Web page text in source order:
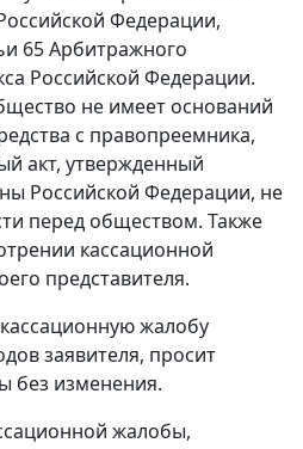
Федерации,
65 Арбитражного
Российской Федерации.
не имеет оснований
с правопреемника,
акт, утвержденный
Российской Федерации, не
перед обществом. Также
кассационной
представителя.
жалобу
заявителя, просит
без изменения.
жалобы,